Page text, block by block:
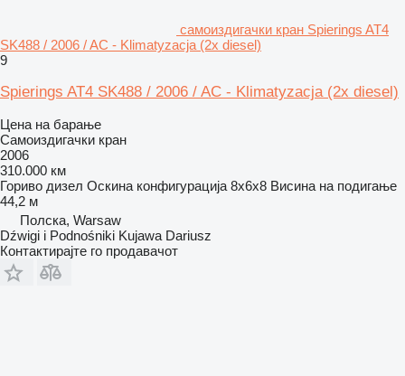
самоиздигачки кран Spierings AT4
SK488 / 2006 / AC - Klimatyzacja (2x diesel)
9
Spierings AT4 SK488 / 2006 / AC - Klimatyzacja (2x diesel)
Цена на барање
Самоиздигачки кран
2006
310.000 км
Гориво дизел Оскина конфигурација 8x6x8 Висина на подигање
44,2 м
Полска, Warsaw
Dźwigi i Podnośniki Kujawa Dariusz
Контактирајте го продавачот